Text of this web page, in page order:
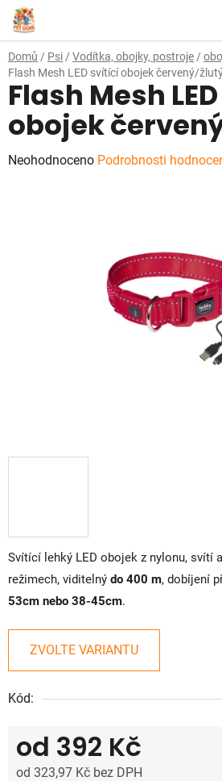
Přejít
na
obsah
Domů / Psi / Vodítka, obojky, postroje /
Flash Mesh LED svítící obojek červený/
Svítící lehký LED obojek z nylonu, svítí
režimech, viditelný do 400 m, dobíjení
53cm nebo 38-45cm.
ZVOLTE VARIANTU
Kód:
od 392 Kč
od 323,97 Kč bez DPH
Flash Mesh
obojek
Průměrné
Neohodnoceno Podrobnosti